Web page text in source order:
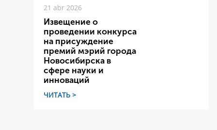
21 abr 2026
Извещение о
проведении конкурса
на присуждение
премий мэрий города
Новосибирска в
сфере науки и
инноваций
ЧИТАТЬ >